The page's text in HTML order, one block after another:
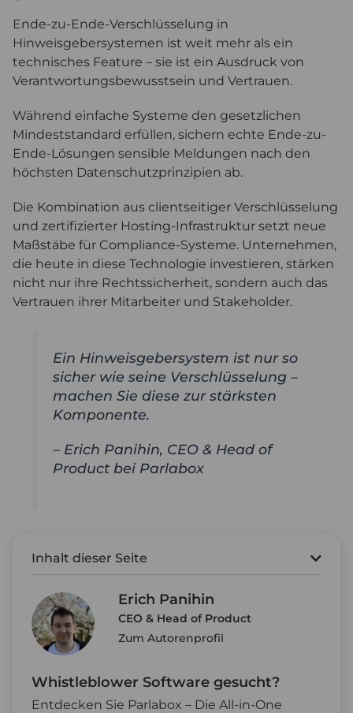
Ende-zu-Ende-Verschlüsselung in
Hinweisgebersystemen ist weit mehr als ein
technisches Feature – sie ist ein Ausdruck von
Verantwortungsbewusstsein und Vertrauen.
Während einfache Systeme den gesetzlichen
Mindeststandard erfüllen, sichern echte Ende-zu-
Ende-Lösungen sensible Meldungen nach den
höchsten Datenschutzprinzipien ab.
Die Kombination aus clientseitiger Verschlüsselung
und zertifizierter Hosting-Infrastruktur setzt neue
Maßstäbe für Compliance-Systeme. Unternehmen,
die heute in diese Technologie investieren, stärken
nicht nur ihre Rechtssicherheit, sondern auch das
Vertrauen ihrer Mitarbeiter und Stakeholder.
Ein Hinweisgebersystem ist nur so
sicher wie seine Verschlüsselung –
machen Sie diese zur stärksten
Komponente.
– Erich Panihin, CEO & Head of
Product bei Parlabox
Inhalt dieser Seite
Erich Panihin
CEO & Head of Product
Zum Autorenprofil
Whistleblower Software gesucht?
Entdecken Sie Parlabox – Die All-in-One